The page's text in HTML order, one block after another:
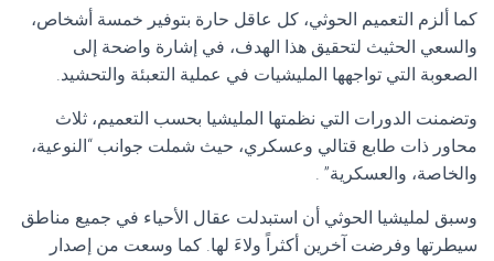
كما ألزم التعميم الحوثي، كل عاقل حارة بتوفير خمسة أشخاص،
والسعي الحثيث لتحقيق هذا الهدف، في إشارة واضحة إلى
الصعوبة التي تواجهها المليشيات في عملية التعبئة والتحشيد.
وتضمنت الدورات التي نظمتها المليشيا بحسب التعميم، ثلاث
محاور ذات طابع قتالي وعسكري، حيث شملت جوانب “النوعية،
والخاصة، والعسكرية” .
وسبق لمليشيا الحوثي أن استبدلت عقال الأحياء في جميع مناطق
سيطرتها وفرضت آخرين أكثراً ولاءَ لها. كما وسعت من إصدار